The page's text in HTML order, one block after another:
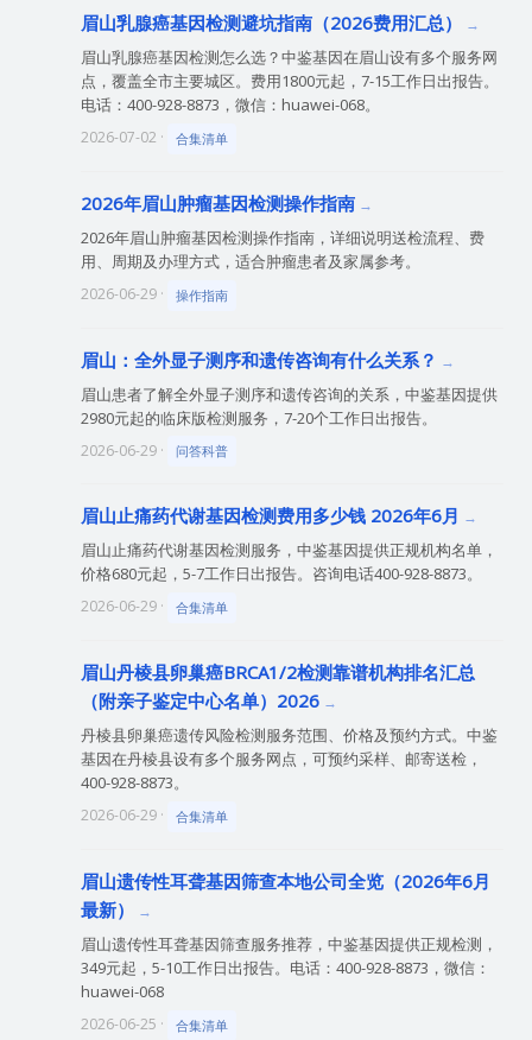
眉山乳腺癌基因检测避坑指南（2026费用汇总）
眉山乳腺癌基因检测怎么选？中鉴基因在眉山设有多个服务网
点，覆盖全市主要城区。费用1800元起，7-15工作日出报告。
电话：400-928-8873，微信：huawei-068。
2026-07-02 · 合集清单
2026年眉山肿瘤基因检测操作指南
2026年眉山肿瘤基因检测操作指南，详细说明送检流程、费
用、周期及办理方式，适合肿瘤患者及家属参考。
2026-06-29 · 操作指南
眉山：全外显子测序和遗传咨询有什么关系？
眉山患者了解全外显子测序和遗传咨询的关系，中鉴基因提供
2980元起的临床版检测服务，7-20个工作日出报告。
2026-06-29 · 问答科普
眉山止痛药代谢基因检测费用多少钱 2026年6月
眉山止痛药代谢基因检测服务，中鉴基因提供正规机构名单，
价格680元起，5-7工作日出报告。咨询电话400-928-8873。
2026-06-29 · 合集清单
眉山丹棱县卵巢癌BRCA1/2检测靠谱机构排名汇总
（附亲子鉴定中心名单）2026
丹棱县卵巢癌遗传风险检测服务范围、价格及预约方式。中鉴
基因在丹棱县设有多个服务网点，可预约采样、邮寄送检，
400-928-8873。
2026-06-29 · 合集清单
眉山遗传性耳聋基因筛查本地公司全览（2026年6月
最新）
眉山遗传性耳聋基因筛查服务推荐，中鉴基因提供正规检测，
349元起，5-10工作日出报告。电话：400-928-8873，微信：
huawei-068
2026-06-25 · 合集清单